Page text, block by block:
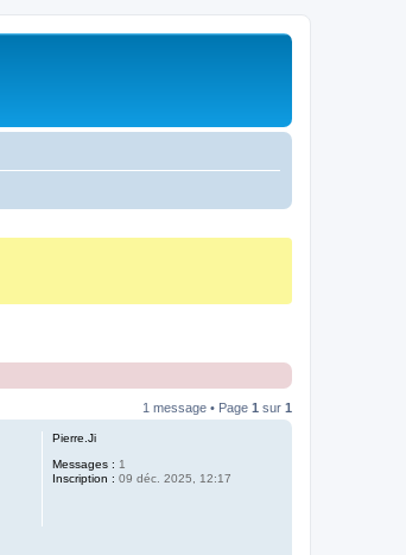
1 message • Page 1 sur 1
Pierre.Ji
Messages : 1
Inscription : 09 déc. 2025, 12:17